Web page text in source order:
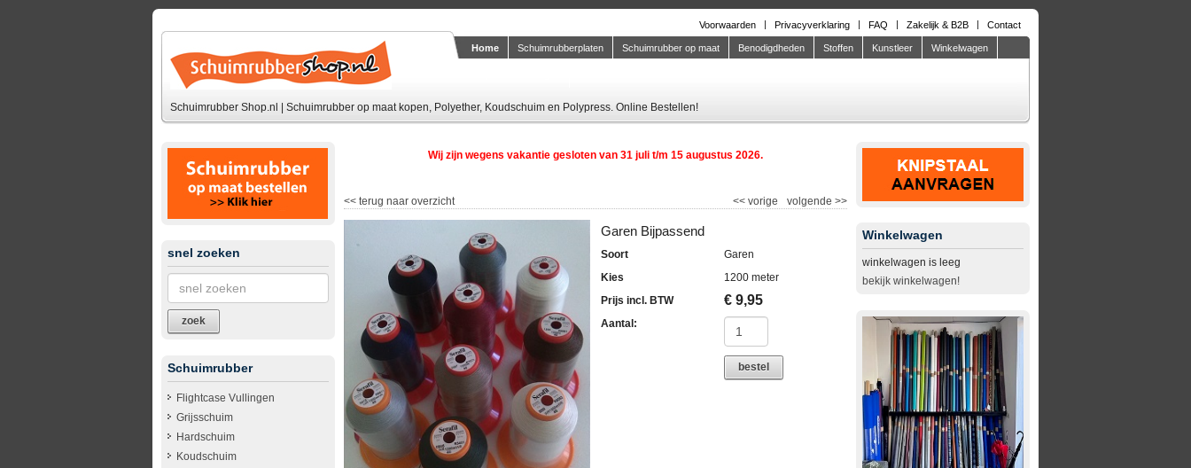
Voorwaarden Privacyverklaring FAQ Zakelijk & B2B Contact
Schuimrubber Shop.nl | Schuimrubber op maat kopen, Polyether, Koudschuim en Polypress. Online Bestellen!
Home Schuimrubberplaten Schuimrubber op maat Benodigdheden Stoffen Kunstleer Winkelwagen
snel zoeken
zoek
Schuimrubber
Flightcase Vullingen
Grijsschuim
Hardschuim
Koudschuim
Wij zijn wegens vakantie gesloten van 31 juli t/m 15 augustus 2026.
<< terug naar overzicht volgende >>
<<vorige
Garen Bijpassend
Soort
Garen
Kies
1200 meter
Prijs incl. BTW
€ 9,95
Aantal:
bestel
Winkelwagen
winkelwagen is leeg
bekijk winkelwagen!